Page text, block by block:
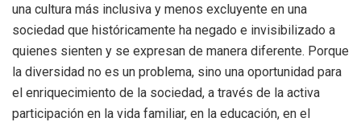
una cultura más inclusiva y menos excluyente en una
sociedad que históricamente ha negado e invisibilizado a
quienes sienten y se expresan de manera diferente. Porque
la diversidad no es un problema, sino una oportunidad para
el enriquecimiento de la sociedad, a través de la activa
participación en la vida familiar, en la educación, en el